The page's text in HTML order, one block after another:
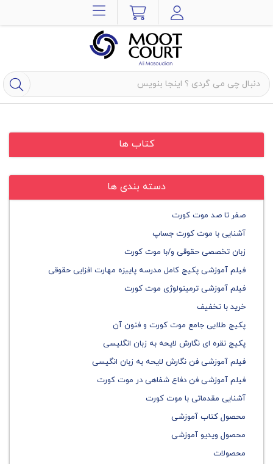
کتاب ها
دسته بندی ها
صفر تا صد موت کورت
آشنایی با موت کورت جساپ
زبان تخصصی حقوقی و/با موت کورت
فیلم آموزشی پکیج کامل مدرسه پاییزه مهارت افزایی حقوقی
فیلم آموزشی ترمینولوژی موت کورت
خرید با تخفیف
پکیج طلایی جامع موت کورت و فنون آن
پکیج نقره ای نگارش لایحه به زبان انگلیسی
فیلم آموزشی فن نگارش لایحه به زبان انگیسی
فیلم آموزشی فن دفاع شفاهی در موت کورت
آشنایی مقدماتی با موت کورت
محصول کتاب آموزشی
محصول ویدیو آموزشی
محصولات